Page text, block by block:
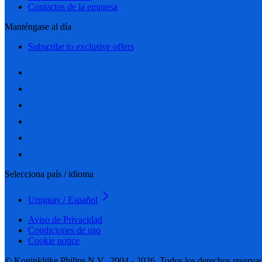
Contactos de la empresa
Manténgase al día
Subscribe to exclusive offers
Selecciona país / idioma
Uruguay / Español
Aviso de Privacidad
Condiciones de uso
Cookie notice